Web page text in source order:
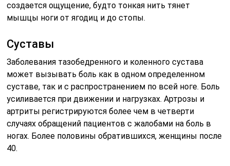
создается ощущение, будто тонкая нить тянет
мышцы ноги от ягодиц и до стопы.
Суставы
Заболевания тазобедренного и коленного сустава
может вызывать боль как в одном определенном
суставе, так и с распространением по всей ноге. Боль
усиливается при движении и нагрузках. Артрозы и
артриты регистрируются более чем в четверти
случаях обращений пациентов с жалобами на боль в
ногах. Более половины обратившихся, женщины после
40.